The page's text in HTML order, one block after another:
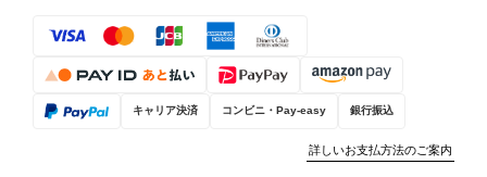
この度はパンツァーブロックスをご購
お選びいただけたとのこと、大変光栄
キャリア決済 コンビニ・Pay-easy 銀行振込
詳しいお支払方法のご案内